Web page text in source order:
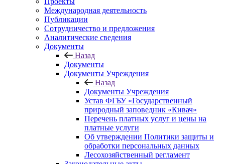
Международная деятельность
Публикации
Сотрудничество и предложения
Аналитические сведения
Документы
Назад
Документы
Документы Учреждения
Назад
Документы Учреждения
Устав ФГБУ «Государственный
природный заповедник «Кивач»
Перечень платных услуг и цены на
платные услуги
Об утверждении Политики защиты и
обработки персональных данных
Лесохозяйственный регламент